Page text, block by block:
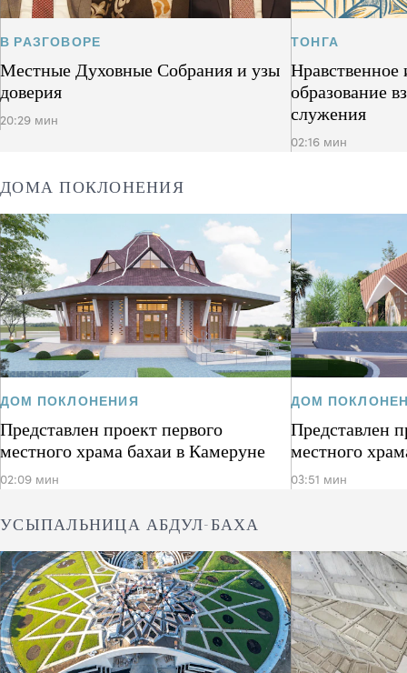
В РАЗГОВОРЕ
Местные Духовные Собрания и узы
доверия
20:29 мин
ТОНГА
Нравственное
образование
служения
02:16 мин
ДОМА ПОКЛОНЕНИЯ
ДОМ ПОКЛОНЕНИЯ
Представлен проект первого
местного храма бахаи в Камеруне
02:09 мин
ДОМ
Представлен
местного
03:51 мин
УСЫПАЛЬНИЦА АБДУЛ-БАХА